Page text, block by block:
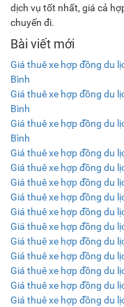
dịch vụ tốt nhất, giá cả
chuyến đi.
Bài viết mới
Giá thuê xe hợp đồng du
Bình
Giá thuê xe hợp đồng du
Bình
Giá thuê xe hợp đồng du
Bình
Giá thuê xe hợp đồng du
Giá thuê xe hợp đồng du
Giá thuê xe hợp đồng du
Giá thuê xe hợp đồng du
Giá thuê xe hợp đồng du
Giá thuê xe hợp đồng du
Giá thuê xe hợp đồng du
Giá thuê xe hợp đồng du
Giá thuê xe hợp đồng du
Giá thuê xe hợp đồng du
Giá thuê xe hợp đồng du